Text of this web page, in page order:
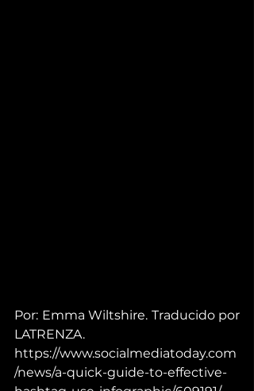
Por: Emma Wiltshire. Traducido por
LATRENZA.
https://www.socialmediatoday.com
/news/a-quick-guide-to-effective-